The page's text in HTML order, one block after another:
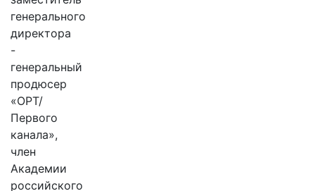
генерального
директора
-
генеральный
продюсер
«ОРТ/
Первого
канала»,
член
Академии
российского